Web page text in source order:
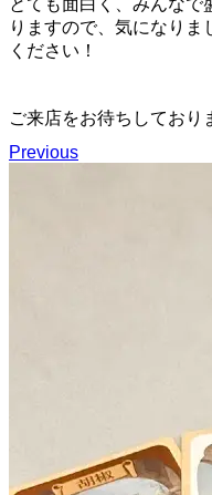
りますので、気になり
ください！
ご来店をお待ちしており
Previous